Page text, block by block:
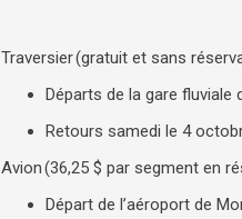
Traversier (gratuit et sans
Départs de la gare fluviale
Retours samedi le 4
Avion (36,25 $ par segment en
Départ de l’aéroport de